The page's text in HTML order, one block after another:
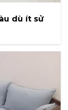
dù ít sử